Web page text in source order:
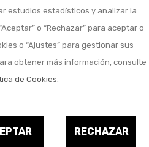
estudios estadísticos y analizar la
o “Rechazar” para aceptar o
o “Ajustes” para gestionar sus
obtener más información, consulte
de Cookies
RECHAZAR
IFAM
4318520